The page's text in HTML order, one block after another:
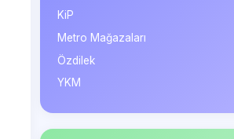
KiP
Metro Mağazaları
Özdilek
YKM